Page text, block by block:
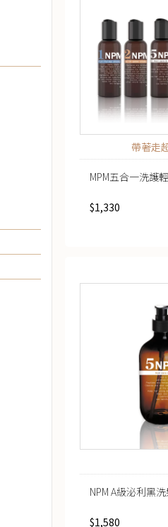
帶著走
MPM五合一洗護
$1,330
NPM A級泌利黑
$1,580